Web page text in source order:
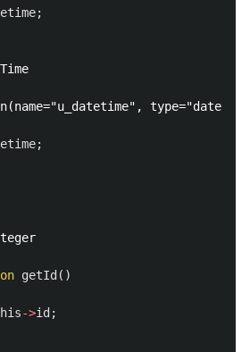
;
;
getId ()
->id ;